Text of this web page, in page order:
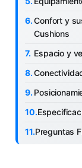
Confort y
Cushions
Espacio y
Preguntas